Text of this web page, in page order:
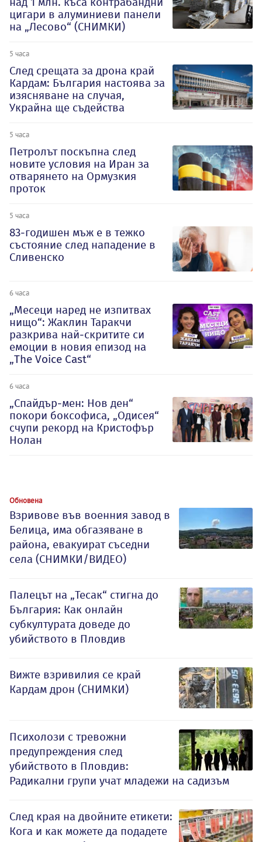
цигари в алуминиеви панели
на „Лесово“ (СНИМКИ)
5 часа
След срещата за дрона край
Кардам: България настоява за
изясняване на случая,
Украйна ще съдейства
5 часа
Петролът поскъпна след
новите условия на Иран за
отварянето на Ормузкия
проток
5 часа
83-годишен мъж е в тежко
състояние след нападение в
Сливенско
6 часа
„Месеци наред не изпитвах
нищо“: Жаклин Таракчи
разкрива най-скритите си
емоции в новия епизод на
„The Voice Cast“
6 часа
„Спайдър-мен: Нов ден“
покори боксофиса, „Одисея“
счупи рекорд на Кристофър
Нолан
Обновена
Взривове във военния завод в
Белица, има обгазяване в
района, евакуират съседни
села (СНИМКИ/ВИДЕО)
Палецът на „Тесак“ стигна до
България: Как онлайн
субкултурата доведе до
убийството в Пловдив
Вижте взривилия се край
Кардам дрон (СНИМКИ)
Психолози с тревожни
предупреждения след
убийството в Пловдив:
Радикални групи учат младежи на садизъм
След края на двойните етикети:
Кога и как можете да подадете